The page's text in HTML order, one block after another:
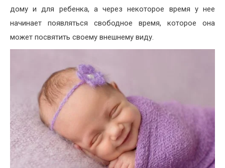
дому и для ребенка, а через некоторое время у нее
начинает появляться свободное время, которое она
может посвятить своему внешнему виду.